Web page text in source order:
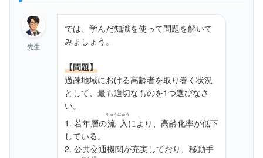
先生
では、学んだ知識を使って問題を解いて
みましょう。
【問題】
過疎地域における高齢者を取り巻く状況
として、最も適切なものを1つ選びなさ
い。
1. 若年層の流入
りゅうにゅう
により、高齢化率が低下
している。
2. 公共交通機関が充実しており、移動手